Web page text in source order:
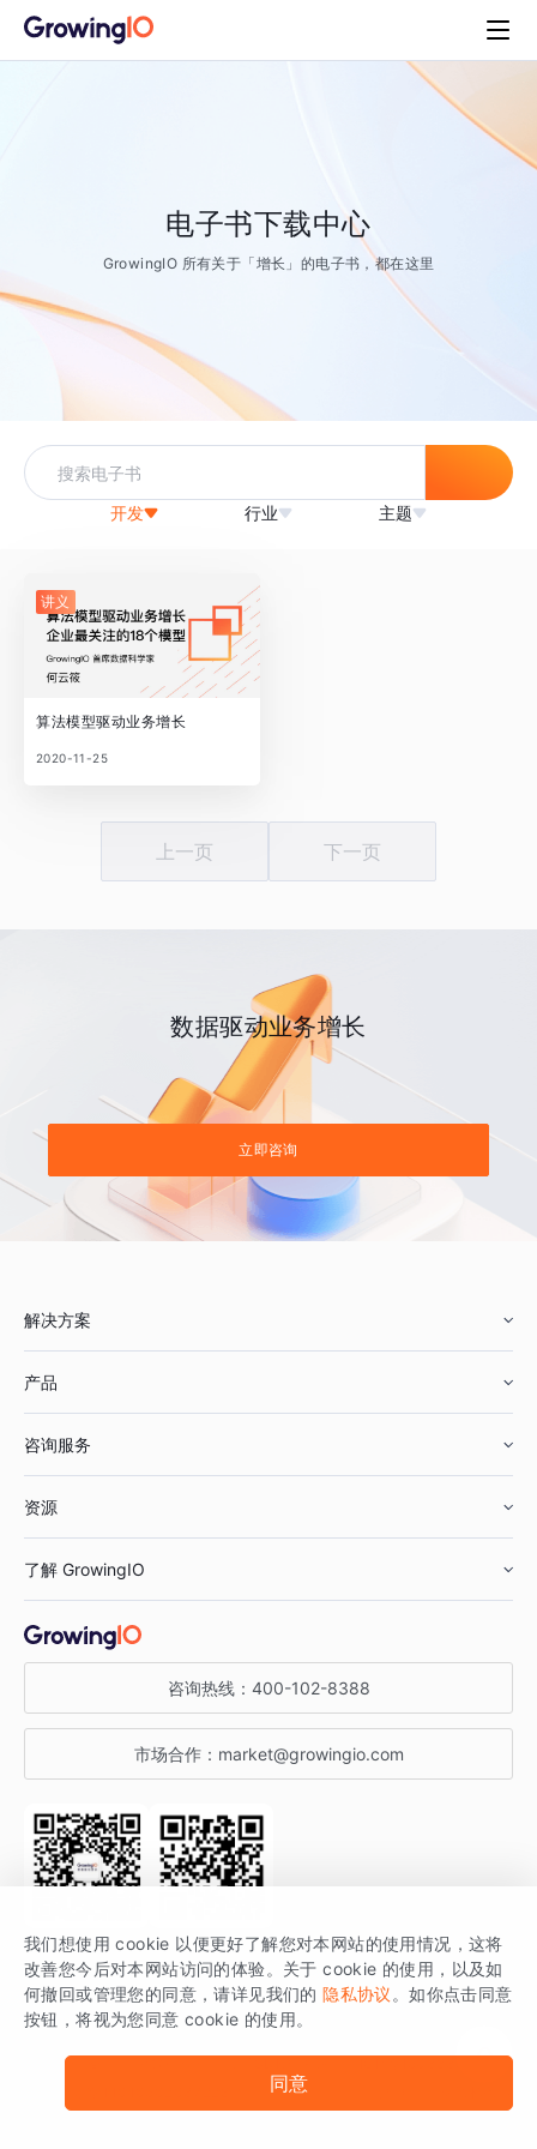
电子书下载中心
GrowingIO 所有关于「增长」的电子书，都在这里
开发 行业 主题
讲义
算法模型驱动业务增长
2020-11-25
上一页 下一页
数据驱动业务增长
立即咨询
解决方案
鞋服行业
汽车行业
金融行业
产品
智能运营
获客分析
咨询服务
资源
增长公开课
增长博客
开发者文档
SDK 文档
场景指南
了解 GrowingIO
关于 GrowingIO
增长大会
行业活动
咨询热线： 400-102-8388
市场合作： market@growingio.com
关注公众号 获取更多干货
GrowingIO 是专注于数据智能分析与增长的品牌，核心平台为 GrowingIO
分析云。
版权所有 © 北京易数科技有限公司
我们想使用 cookie 以便更好了解您对本网站的使用情况，这将
改善您今后对本网站访问的体验。关于 cookie 的使用，以及如
何撤回或管理您的同意，请详见我们的 隐私协议 。如你点击同意
按钮，将视为您同意 cookie 的使用。
同意